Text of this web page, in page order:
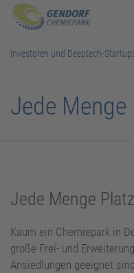
Investoren
und
Kontakt
Newsroom
Bildungsakademie
Investoren und Deeptech-
Jede Menge
Jede Menge
Kaum ein Chemiepark in
große Frei- und
Ansiedlungen geeignet